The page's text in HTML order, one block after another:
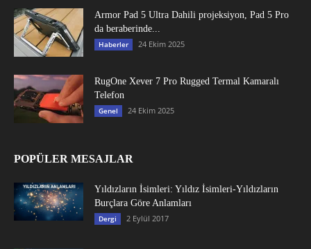
Armor Pad 5 Ultra Dahili projeksiyon, Pad 5 Pro
da beraberinde...
Haberler 24 Ekim 2025
RugOne Xever 7 Pro Rugged Termal Kamaralı
Telefon
Genel 24 Ekim 2025
POPÜLER MESAJLAR
Yıldızların İsimleri: Yıldız İsimleri-Yıldızların
Burçlara Göre Anlamları
Dergi 2 Eylül 2017